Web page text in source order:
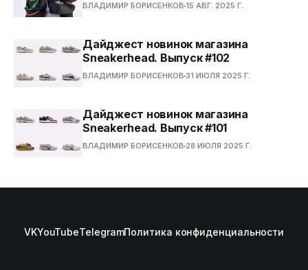
ВЛАДИМИР БОРИСЕНКОВ 15 АВГ. 2025 Г.
Дайджест новинок магазина
Sneakerhead. Выпуск #102
ВЛАДИМИР БОРИСЕНКОВ 31 ИЮЛЯ 2025 Г.
Дайджест новинок магазина
Sneakerhead. Выпуск #101
ВЛАДИМИР БОРИСЕНКОВ 28 ИЮЛЯ 2025 Г.
VKYouTubeTelegramПолитика конфиденциальности